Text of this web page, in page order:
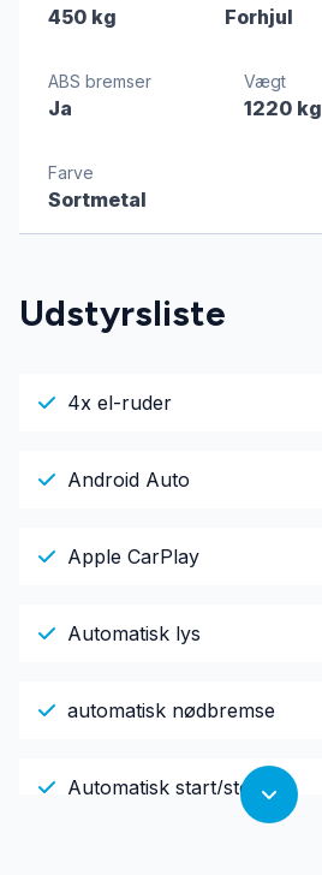
450 kg Forhjul
ABS bremser
Ja
Vægt
1220 kg
Farve
Sortmetal
Udstyrsliste
4x el-ruder
Android Auto
Apple CarPlay
Automatisk lys
automatisk nødbremse
Automatisk start/stop